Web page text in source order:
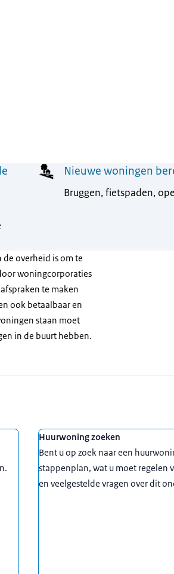
Nieuwe woningen
Bruggen, fietspaden,
overheid is om te
woningcorporaties
te maken
ook betaalbaar en
staan moet
in de buurt hebben.
Huurwoning zoeken
Bent u op zoek naar een
stappenplan, wat u moet regelen
en veelgestelde vragen over dit